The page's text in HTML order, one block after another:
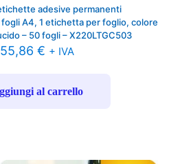
adesive permanenti
fogli A4, 1 etichetta per foglio, colore
– 50 fogli – X220LTGC503
55,86 € + IVA
al carrello